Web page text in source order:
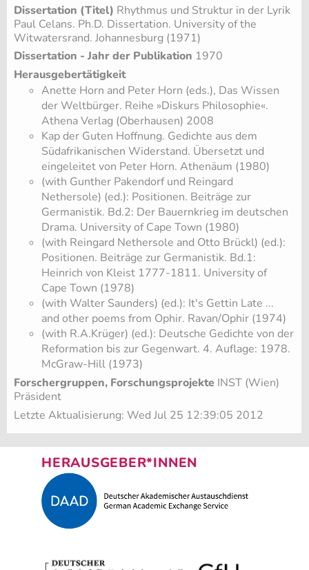
Dissertation (Titel) Rhythmus und Struktur in der Lyrik
Paul Celans. Ph.D. Dissertation. University of the
Witwatersrand. Johannesburg (1971)
Dissertation - Jahr der Publikation 1970
Herausgebertätigkeit
Anette Horn and Peter Horn (eds.), Das Wissen
der Weltbürger. Reihe »Diskurs Philosophie«.
Athena Verlag (Oberhausen) 2008
Kap der Guten Hoffnung. Gedichte aus dem
Südafrikanischen Widerstand. Übersetzt und
eingeleitet von Peter Horn. Athenäum (1980)
(with Gunther Pakendorf und Reingard
Nethersole) (ed.): Positionen. Beiträge zur
Germanistik. Bd.2: Der Bauernkrieg im deutschen
Drama. University of Cape Town (1980)
(with Reingard Nethersole and Otto Brückl) (ed.):
Positionen. Beiträge zur Germanistik. Bd.1:
Heinrich von Kleist 1777-1811. University of
Cape Town (1978)
(with Walter Saunders) (ed.): It's Gettin Late ...
and other poems from Ophir. Ravan/Ophir (1974)
(with R.A.Krüger) (ed.): Deutsche Gedichte von der
Reformation bis zur Gegenwart. 4. Auflage: 1978.
McGraw-Hill (1973)
Forschergruppen, Forschungsprojekte INST (Wien)
Präsident
Letzte Aktualisierung: Wed Jul 25 12:39:05 2012
HERAUSGEBER*INNEN